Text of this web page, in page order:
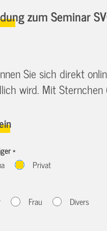
zum Seminar
Sie sich direkt
wird. Mit
*
Privat
Frau Divers